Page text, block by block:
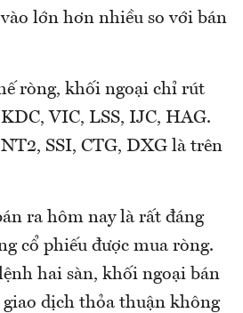
lớn hơn nhiều so với bán
ròng, khối ngoại chỉ rút
VIC, LSS, IJC, HAG.
SSI, CTG, DXG là trên
ra hôm nay là rất đáng
cổ phiếu được mua ròng.
hai sàn, khối ngoại bán
giao dịch thỏa thuận không